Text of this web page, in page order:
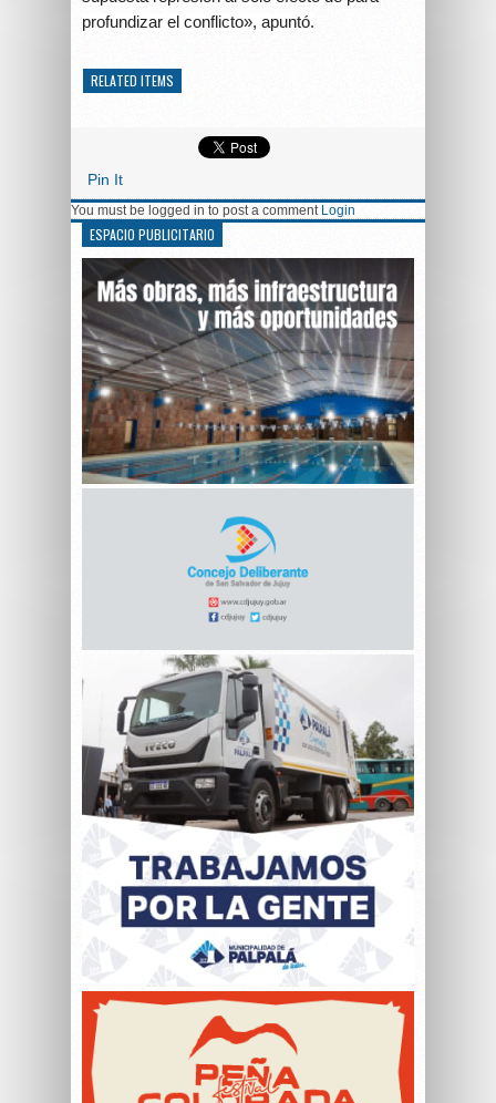
profundizar el conflicto», apuntó.
RELATED ITEMS
Pin It
You must be logged in to post a comment Login
ESPACIO PUBLICITARIO